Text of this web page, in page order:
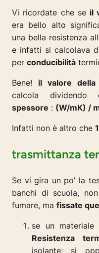
Vi ricordate che se il
era bello alto
una bella resistenza
e infatti si calcolava
per conducibilità
Bene! il valore della
calcola dividendo
spessore : (W/mK) /
Infatti non è altro che
trasmittanza
Se vi gira un po’ la
banchi di scuola,
fumare, ma fissate
se un
Resistenza
isolante: si